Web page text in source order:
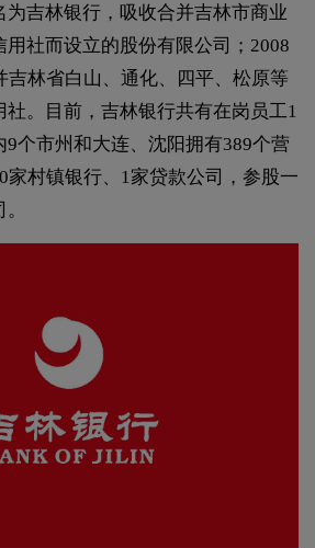
为吉林银行，吸收合并吉林市商业
社而设立的股份有限公司；2008
吉林省白山、通化、四平、松原等
社。目前，吉林银行共有在岗员工1
个市州和大连、沈阳拥有389个营
家村镇银行、1家贷款公司，参股一